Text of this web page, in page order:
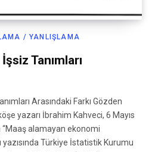
/ YANLIŞLAMA
Tanımları
Arasındaki Farkı Gözden
yazarı İbrahim Kahveci, 6 Mayıs
alamayan ekonomi
yazısında Türkiye İstatistik Kurumu